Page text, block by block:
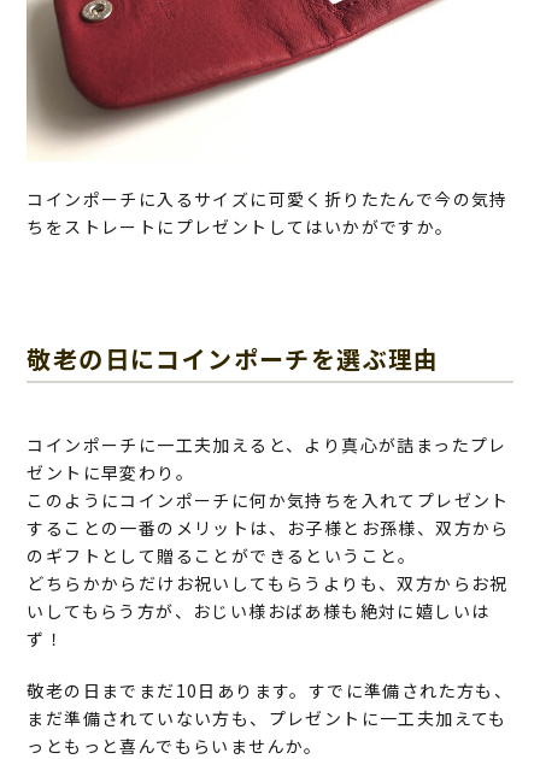
コインポーチに入るサイズに可愛く折りたたんで今の気持
ちをストレートにプレゼントしてはいかがですか。
敬老の日にコインポーチを選ぶ理由
コインポーチに一工夫加えると、より真心が詰まったプレ
ゼントに早変わり。
このようにコインポーチに何か気持ちを入れてプレゼント
することの一番のメリットは、お子様とお孫様、双方から
のギフトとして贈ることができるということ。
どちらかからだけお祝いしてもらうよりも、双方からお祝
いしてもらう方が、おじい様おばあ様も絶対に嬉しいは
ず！
敬老の日までまだ10日あります。すでに準備された方も、
まだ準備されていない方も、プレゼントに一工夫加えても
っともっと喜んでもらいませんか。